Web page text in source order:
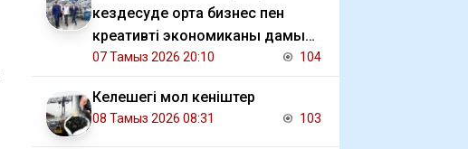
кездесуде орта бизнес пен
креативті экономиканы дамыту
мәселесі талқыланды
07 Тамыз 2026 20:10 104
Келешегі мол кеніштер
08 Тамыз 2026 08:31 103